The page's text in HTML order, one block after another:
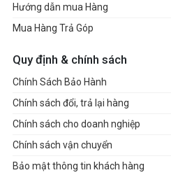
Hướng dẫn mua Hàng
Mua Hàng Trả Góp
Quy định & chính sách
Chính Sách Bảo Hành
Chính sách đổi, trả lại hàng
Chính sách cho doanh nghiệp
Chính sách vận chuyển
Bảo mật thông tin khách hàng